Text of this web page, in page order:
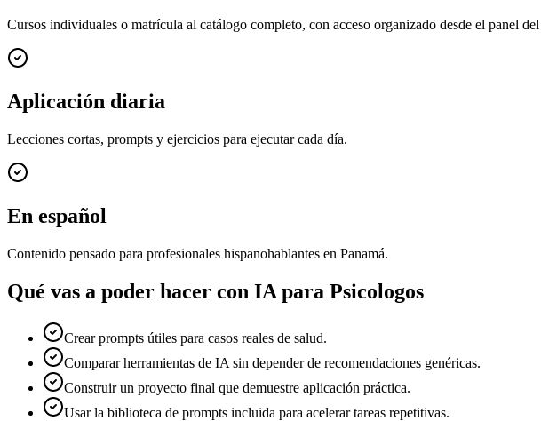
Cursos individuales o matrícula al catálogo completo, con acceso organizado desde el panel
Aplicación diaria
Lecciones cortas, prompts y ejercicios para ejecutar cada día.
En español
Contenido pensado para profesionales hispanohablantes en Panamá.
Qué vas a poder hacer con IA para Psicologos
Crear prompts útiles para casos reales de salud.
Comparar herramientas de IA sin depender de recomendaciones genéricas.
Construir un proyecto final que demuestre aplicación práctica.
Usar la biblioteca de prompts incluida para acelerar tareas repetitivas.